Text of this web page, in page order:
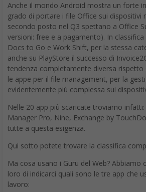
Anche il mondo Android mostra un forte
grado di portare i file Office sui dispositivi
secondo posto nel Q3 spettano a Office
versioni: free e a pagamento). In
Docs to Go e Work Shift, per la stessa
anche su PlayStore il successo di
tendenza completamente diversa
le appe per il file management, per la
evidentemente più complessa sui
Nelle 20 app più scaricate troviamo
Manager Pro, Nine, Exchange by
tutte a questa esigenza.
Qui sotto potete trovare la classifica
Ma cosa usano i Guru del Web? Abbiamo
loro di indicarci quali sono le tre app che
lavoro: